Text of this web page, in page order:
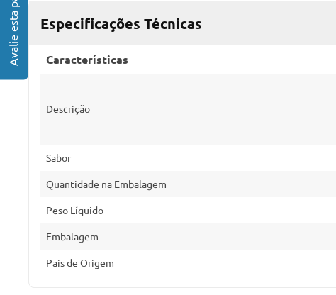
Especificações Técnicas
Características
Descrição
Sabor
Quantidade na Embalagem
Peso Líquido
Embalagem
Pais de Origem